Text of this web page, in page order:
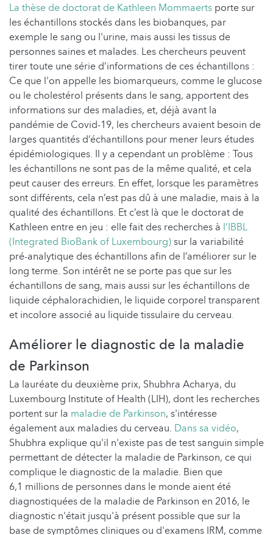
La thèse de doctorat de Kathleen Mommaerts porte sur
les échantillons stockés dans les biobanques, par
exemple le sang ou l'urine, mais aussi les tissus de
personnes saines et malades. Les chercheurs peuvent
tirer toute une série d’informations de ces échantillons :
Ce que l'on appelle les biomarqueurs, comme le glucose
ou le cholestérol présents dans le sang, apportent des
informations sur des maladies, et, déjà avant la
pandémie de Covid-19, les chercheurs avaient besoin de
larges quantités d’échantillons pour mener leurs études
épidémiologiques. Il y a cependant un problème : Tous
les échantillons ne sont pas de la même qualité, et cela
peut causer des erreurs. En effet, lorsque les paramètres
sont différents, cela n’est pas dû à une maladie, mais à la
qualité des échantillons. Et c’est là que le doctorat de
Kathleen entre en jeu : elle fait des recherches à l’IBBL
(Integrated BioBank of Luxembourg)sur la variabilité
pré-analytique des échantillons afin de l’améliorer sur le
long terme. Son intérêt ne se porte pas que sur les
échantillons de sang, mais aussi sur les échantillons de
liquide céphalorachidien, le liquide corporel transparent
et incolore associé au liquide tissulaire du cerveau.
Améliorer le diagnostic de la maladie
de Parkinson
La lauréate du deuxième prix, Shubhra Acharya, du
Luxembourg Institute of Health (LIH), dont les recherches
portent sur la maladie de Parkinson, s'intéresse
également aux maladies du cerveau. Dans sa vidéo,
Shubhra explique qu'il n'existe pas de test sanguin simple
permettant de détecter la maladie de Parkinson, ce qui
complique le diagnostic de la maladie. Bien que
6,1 millions de personnes dans le monde aient été
diagnostiquées de la maladie de Parkinson en 2016, le
diagnostic n'était jusqu'à présent possible que sur la
base de symptômes cliniques ou d'examens IRM, comme